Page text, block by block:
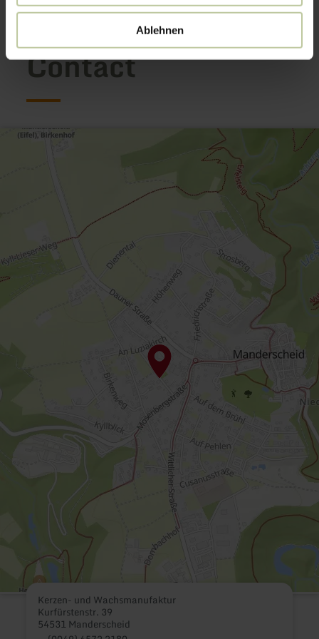
Ablehnen
Contact
Kerzen- und Wachsmanufaktur
Kurfürstenstr. 39
54531 Manderscheid